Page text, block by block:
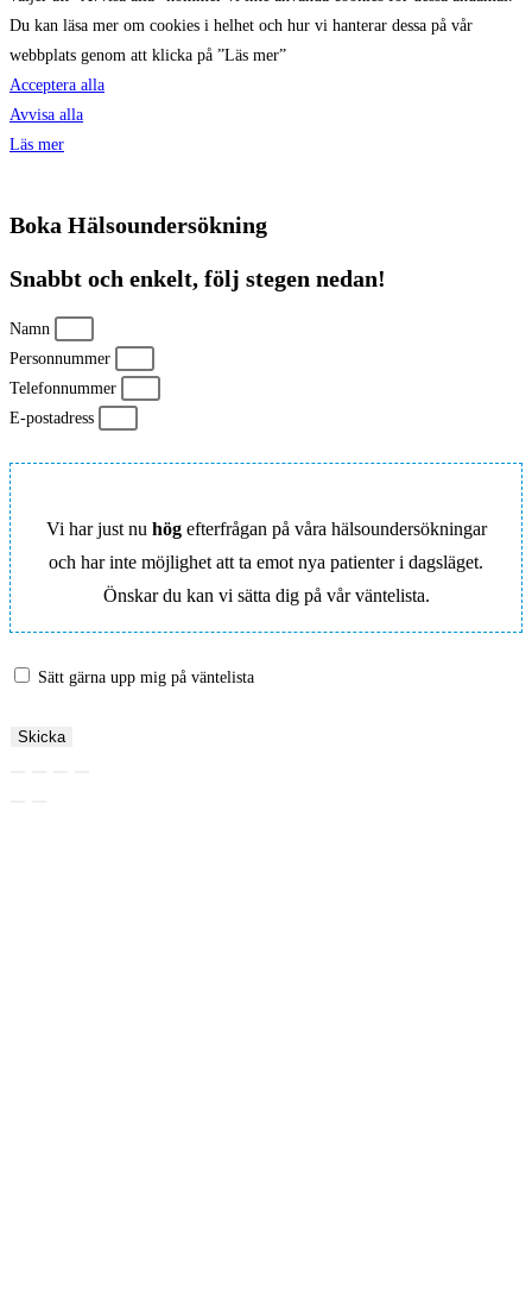
Du kan läsa mer om cookies i helhet och hur vi hanterar dessa på vår
webbplats genom att klicka på ”Läs mer”
Acceptera alla
Avvisa alla
Läs mer
Boka Hälsoundersökning
Snabbt och enkelt, följ stegen nedan!
Namn
Personnummer
Telefonnummer
E-postadress
Vi har just nu högefterfrågan på våra hälsoundersökningar
och har inte möjlighet att ta emot nya patienter i dagsläget.
Önskar du kan vi sätta dig på vår väntelista.
Sätt gärna upp mig på väntelista
Skicka